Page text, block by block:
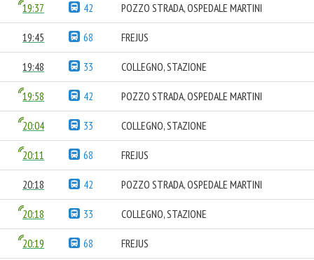
19:37 42 POZZO STRADA, OSPEDALE MARTINI
19:45 68 FREJUS
19:48 33 COLLEGNO, STAZIONE
19:58 42 POZZO STRADA, OSPEDALE MARTINI
20:04 33 COLLEGNO, STAZIONE
20:11 68 FREJUS
20:18 42 POZZO STRADA, OSPEDALE MARTINI
20:18 33 COLLEGNO, STAZIONE
20:19 68 FREJUS